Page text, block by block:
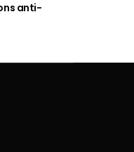
anti-